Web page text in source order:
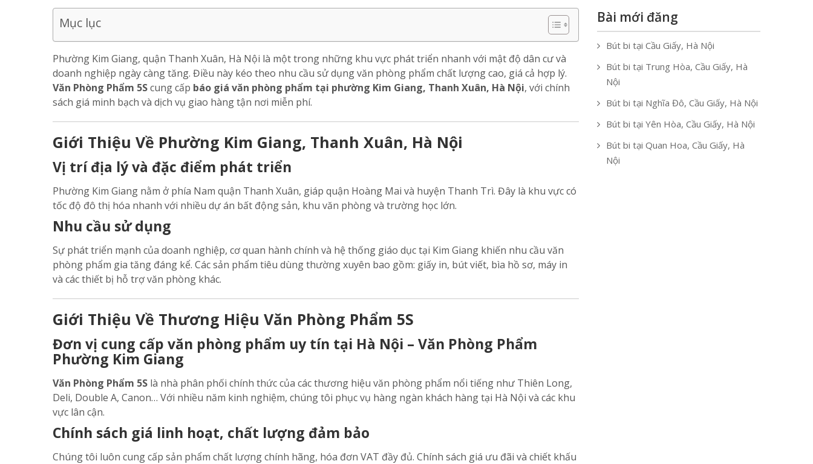
Mục lục
Phường Kim Giang, quận Thanh Xuân, Hà Nội là một trong những khu vực phát triển nhanh với mật độ dân cư và
doanh nghiệp ngày càng tăng. Điều này kéo theo nhu cầu sử dụng văn phòng phẩm chất lượng cao, giá cả hợp lý.
Văn Phòng Phẩm 5Scung cấp báo giá văn phòng phẩm tại phường Kim Giang, Thanh Xuân, Hà Nội, với chính
sách giá minh bạch và dịch vụ giao hàng tận nơi miễn phí.
Giới Thiệu Về Phường Kim Giang, Thanh Xuân, Hà Nội
Vị trí địa lý và đặc điểm phát triển
Phường Kim Giang nằm ở phía Nam quận Thanh Xuân, giáp quận Hoàng Mai và huyện Thanh Trì. Đây là khu vực có
tốc độ đô thị hóa nhanh với nhiều dự án bất động sản, khu văn phòng và trường học lớn.
Nhu cầu sử dụng
Sự phát triển mạnh của doanh nghiệp, cơ quan hành chính và hệ thống giáo dục tại Kim Giang khiến nhu cầu văn
phòng phẩm gia tăng đáng kể. Các sản phẩm tiêu dùng thường xuyên bao gồm: giấy in, bút viết, bìa hồ sơ, máy in
và các thiết bị hỗ trợ văn phòng khác.
Giới Thiệu Về Thương Hiệu Văn Phòng Phẩm 5S
Đơn vị cung cấp văn phòng phẩm uy tín tại Hà Nội – Văn Phòng Phẩm
Phường Kim Giang
Văn Phòng Phẩm 5S là nhà phân phối chính thức của các thương hiệu văn phòng phẩm nổi tiếng như Thiên Long,
Deli, Double A, Canon… Với nhiều năm kinh nghiệm, chúng tôi phục vụ hàng ngàn khách hàng tại Hà Nội và các khu
vực lân cận.
Chính sách giá linh hoạt, chất lượng đảm bảo
Chúng tôi luôn cung cấp sản phẩm chất lượng chính hãng, hóa đơn VAT đầy đủ. Chính sách giá ưu đãi và chiết khấu
Bài mới đăng
Bút bi tại Cầu Giấy, Hà Nội
Bút bi tại Trung Hòa, Cầu Giấy, Hà
Nội
Bút bi tại Nghĩa Đô, Cầu Giấy, Hà Nội
Bút bi tại Yên Hòa, Cầu Giấy, Hà Nội
Bút bi tại Quan Hoa, Cầu Giấy, Hà
Nội